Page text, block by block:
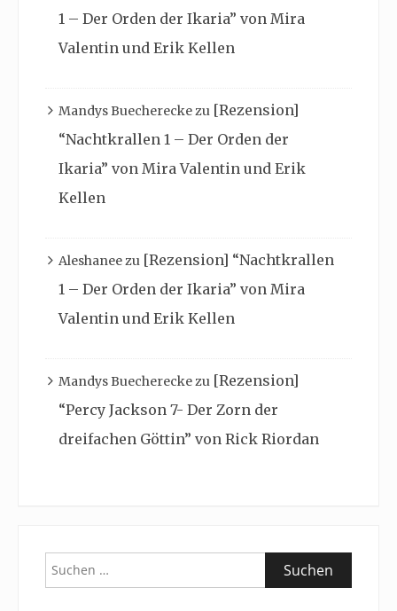
1 – Der Orden der Ikaria” von Mira
Valentin und Erik Kellen
Mandys Buechereckezu [Rezension]
“Nachtkrallen 1 – Der Orden der
Ikaria” von Mira Valentin und Erik
Kellen
Aleshaneezu [Rezension] “Nachtkrallen
1 – Der Orden der Ikaria” von Mira
Valentin und Erik Kellen
Mandys Buechereckezu [Rezension]
“Percy Jackson 7- Der Zorn der
dreifachen Göttin” von Rick Riordan
Suchen
nach: